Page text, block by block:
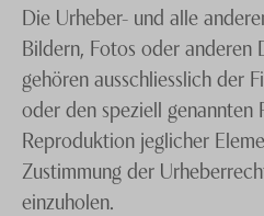
Die Urheber- und alle
Bildern, Fotos oder anderen
gehören ausschliesslich der
oder den speziell genannten
Reproduktion jeglicher
Zustimmung der
einzuholen.